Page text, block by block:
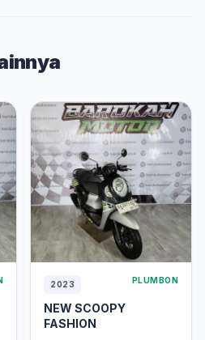
2023 PLUMBON
NEW SCOOPY
FASHION